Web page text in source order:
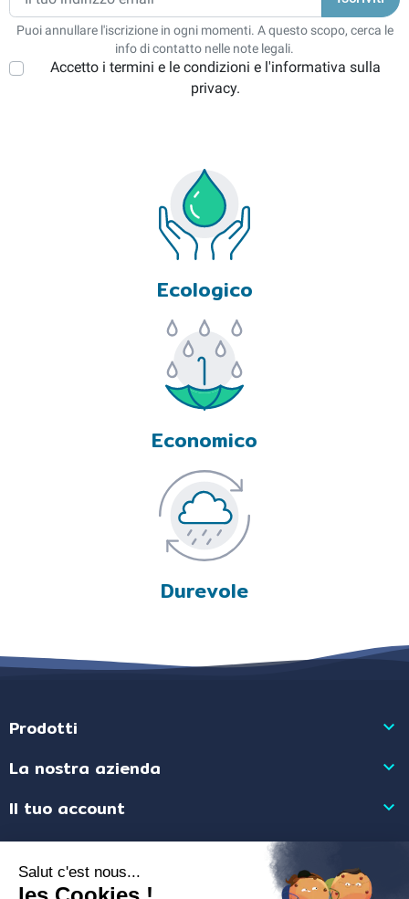
Puoi annullare l'iscrizione in ogni momenti. A questo scopo, cerca le
info di contatto nelle note legali.
Accetto i termini e le condizioni e l'informativa sulla
privacy.
Ecologico
Economico
Durevole
Prodotti 
La nostra azienda 
Il tuo account 
Informazioni negozio
Mercante approvato dalla Società Recensioni Garantite,clicca qui per